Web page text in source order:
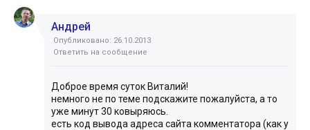
Андрей
Опубликовано: 26.10.2013
Ответить на сообщение
Доброе время суток Виталий!
немного не по теме подскажите пожалуйста, а то
уже минут 30 ковыряюсь.
есть код вывода адреса сайта комментатора (как у